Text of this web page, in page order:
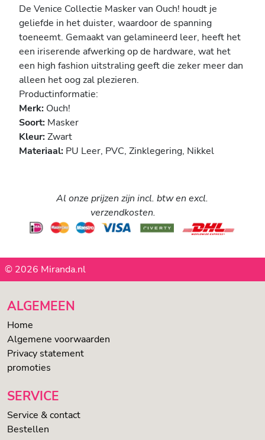
De Venice Collectie Masker van Ouch! houdt je
geliefde in het duister, waardoor de spanning
toeneemt. Gemaakt van gelamineerd leer, heeft het
een iriserende afwerking op de hardware, wat het
een high fashion uitstraling geeft die zeker meer dan
alleen het oog zal plezieren.
Productinformatie:
Merk: Ouch!
Soort: Masker
Kleur:Zwart
Materiaal: PU Leer, PVC, Zinklegering, Nikkel
Al onze prijzen zijn incl. btw en excl.
verzendkosten.
© 2026 Miranda.nl
ALGEMEEN
Home
Algemene voorwaarden
Privacy statement
promoties
SERVICE
Service & contact
Bestellen